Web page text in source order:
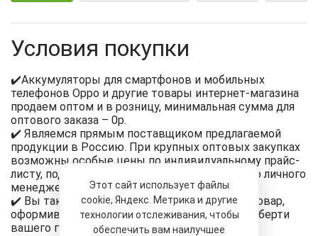
Условия покупки
✔️Аккумуляторы для смартфонов и мобильных
телефонов Oppo и другие товары интернет-магазина
продаем оптом и в розницу, минимальная сумма для
оптового заказа – 0р.
✔️ Являемся прямым поставщиком предлагаемой
продукции в Россию. При крупных оптовых закупках
возможны особые цены по индивидуальному прайс-
листу, подробные условия уточняйте у вашего личного
менеджера.
✔️ Вы также можете купить интересующий товар,
оформив заказ по телефону или в филиале Либерти
вашего города.
Этот сайт использует файлы
cookie, Яндекс. Метрика и другие
технологии отслеживания, чтобы
обеспечить вам наилучшее